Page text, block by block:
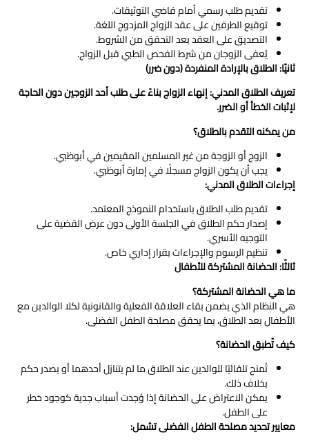
تقديم طلب رسمي أمام قاضي التوثيقات.
توقيع الطرفين على عقد الزواج المزدوج اللغة.
التصديق على العقد بعد التحقق من الشروط.
يُعفى الزوجان من شرط الفحص الطبي قبل الزواج.
ثانيًا: الطلاق بالإرادة المنفردة (دون ضرر)
تعريف الطلاق المدني:إنهاء الزواج بناءً على طلب أحد الزوجين دون الحاجة
لإثبات الخطأ أو الضرر.
من يمكنه التقدم بالطلاق؟
الزوج أو الزوجة من غير المسلمين المقيمين في أبوظبي.
يجب أن يكون الزواج مسجلًا في إمارة أبوظبي.
إجراءات الطلاق المدني:
تقديم طلب الطلاق باستخدام النموذج المعتمد.
إصدار حكم الطلاق في الجلسة الأولى دون عرض القضية على
التوجيه الأسري.
تنظيم الرسوم والإجراءات بقرار إداري خاص.
ثالثًا: الحضانة المشتركة للأطفال
ما هي الحضانة المشتركة؟
هي النظام الذي يضمن بقاء العلاقة الفعلية والقانونية لكلا الوالدين مع
الأطفال بعد الطلاق، بما يحقق مصلحة الطفل الفضلى.
كيف تُطبق الحضانة؟
تُمنح تلقائيًا للوالدين عند الطلاق ما لم يتنازل أحدهما أو يصدر حكم
بخلاف ذلك.
يمكن الاعتراض على الحضانة إذا وُجدت أسباب جدية كوجود خطر
على الطفل.
معايير تحديد مصلحة الطفل الفضلى تشمل: